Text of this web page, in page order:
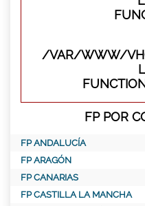
/VAR/WWW/
FP POR
FP ANDALUCÍA
FP ARAGÓN
FP CANARIAS
FP CASTILLA LA MANCHA